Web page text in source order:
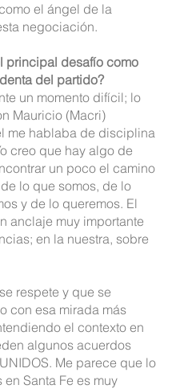
el ángel de la
negociación.
principal desafío como
del partido?
un momento difícil; lo
Mauricio (Macri)
me hablaba de disciplina
creo que hay algo de
un poco el camino
lo que somos, de lo
y de lo queremos. El
anclaje muy importante
en la nuestra, sobre
respete y que se
con esa mirada más
el contexto en
algunos acuerdos
Me parece que lo
Santa Fe es muy